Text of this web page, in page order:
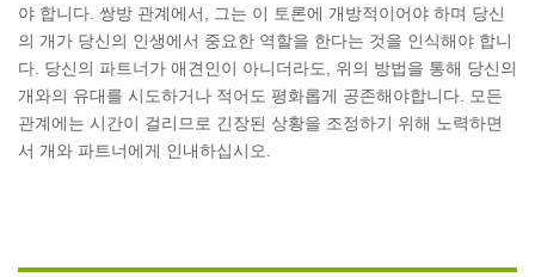
야 합니다. 쌍방 관계에서, 그는 이 토론에 개방적이어야 하며 당신
의 개가 당신의 인생에서 중요한 역할을 한다는 것을 인식해야 합니
다. 당신의 파트너가 애견인이 아니더라도, 위의 방법을 통해 당신의
개와의 유대를 시도하거나 적어도 평화롭게 공존해야합니다. 모든
관계에는 시간이 걸리므로 긴장된 상황을 조정하기 위해 노력하면
서 개와 파트너에게 인내하십시오.